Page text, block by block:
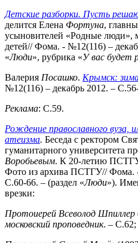
Детские разборки. Пусть
делится Елена Фортуна,
усыновителей «Родные люди»,
детей// Фома. - №12(116) –
«Люди», рубрика «У вас будет
Валерия Посашко. Крымск:
№12(116) – декабрь 2012. –
Реклама: С.59.
Рождение православного вуза,
атеизма. Беседа с ректором
гуманитарного университета
Воробьевым. К 20-летию
Фото из архива ПСТГУ// Фома.
С.60-66. – (раздел «Люди»).
врезки:
Протоиерей Всеволод Шпиллер
московский проповедник. – С.62;